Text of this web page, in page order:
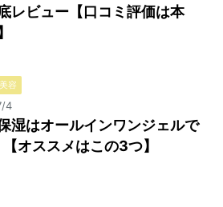
レビュー【口コミ評価は本
容
4
湿はオールインワンジェルで
オススメはこの3つ】